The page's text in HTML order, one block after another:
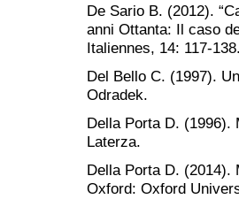
De Sario B. (2012).
anni Ottanta: Il caso
Italiennes, 14: 117-138.
Del Bello C. (1997).
Odradek.
Della Porta D.
Laterza.
Della Porta D. (2014).
Oxford: Oxford